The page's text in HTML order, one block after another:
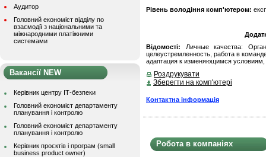
Аудитор
Головний економіст відділу по
взаємодії з національними та
міжнародними платіжними
системами
Вакансії NEW
Керівник центру ІТ-безпеки
Головний економіст департаменту
планування і контролю
Головний економіст департаменту
планування і контролю
Керівник проєктів і програм (small
business product owner)
Рівень володіння комп'ютером:
Відомості: Личные качества:
целеустремленность, работа в
адаптация к изменяющимся
Роздрукувати
Зберегти на комп'ютері
Контактна інформація
Робота в компаніях